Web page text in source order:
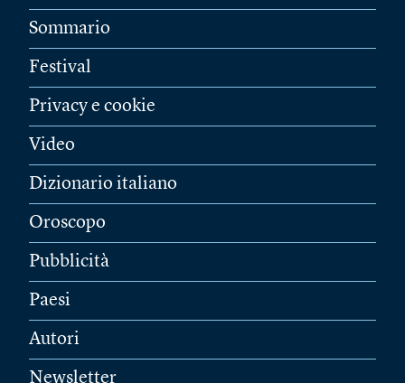
Sommario
Festival
Privacy e cookie
Video
Dizionario italiano
Oroscopo
Pubblicità
Paesi
Autori
Newsletter